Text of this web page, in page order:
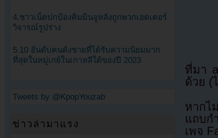
ที่มา
ด้วย (
หากไ
แถบก
เพจ
4.ชาวเน็ตปกป้องคิมมินจูหลังถูกพวกเฮดเตอร์
วิจารณ์รูปร่าง
5.10 อันดับคนดังชายที่ได้รับความนิยมมาก
ที่สุดในหมู่เกย์ในเกาหลีใต้ของปี 2023
Tweets by @KpopYouzab
ข่าวล่ามาแรง